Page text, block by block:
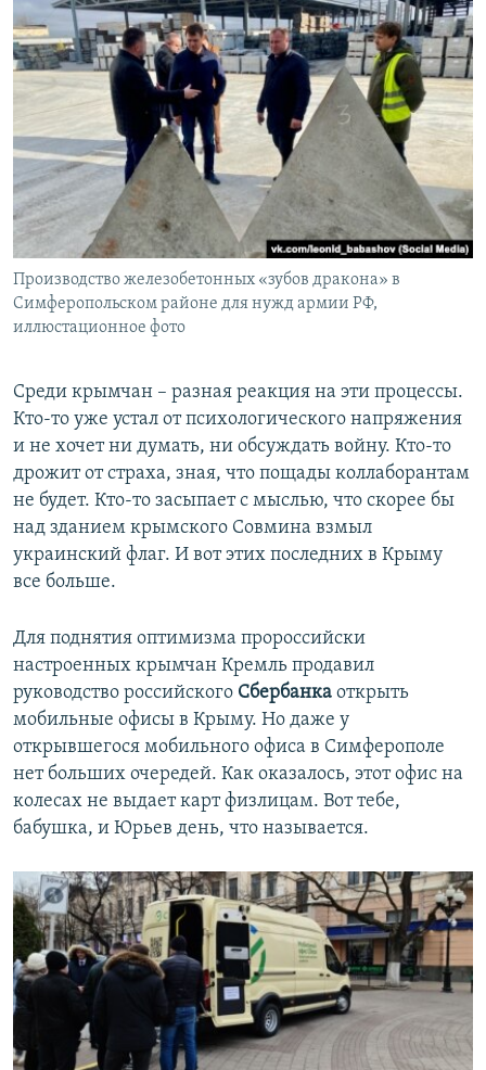
Производство железобетонных «зубов дракона» в
Симферопольском районе для нужд армии РФ,
иллюстационное фото
Среди крымчан – разная реакция на эти процессы.
Кто-то уже устал от психологического напряжения
и не хочет ни думать, ни обсуждать войну. Кто-то
дрожит от страха, зная, что пощады коллаборантам
не будет. Кто-то засыпает с мыслью, что скорее бы
над зданием крымского Совмина взмыл
украинский флаг. И вот этих последних в Крыму
все больше.
Для поднятия оптимизма пророссийски
настроенных крымчан Кремль продавил
руководство российского Сбербанка открыть
мобильные офисы в Крыму. Но даже у
открывшегося мобильного офиса в Симферополе
нет больших очередей. Как оказалось, этот офис на
колесах не выдает карт физлицам. Вот тебе,
бабушка, и Юрьев день, что называется.